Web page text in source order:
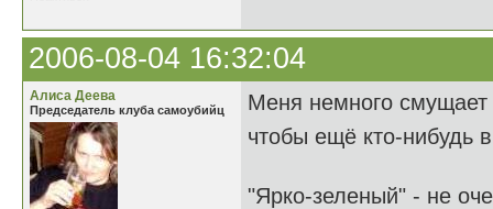
2006-08-04 16:32:04
Алиса Деева
Председатель клуба самоубийц
Меня немного
чтобы ещё кто-нибудь
"Ярко-зеленый" - не